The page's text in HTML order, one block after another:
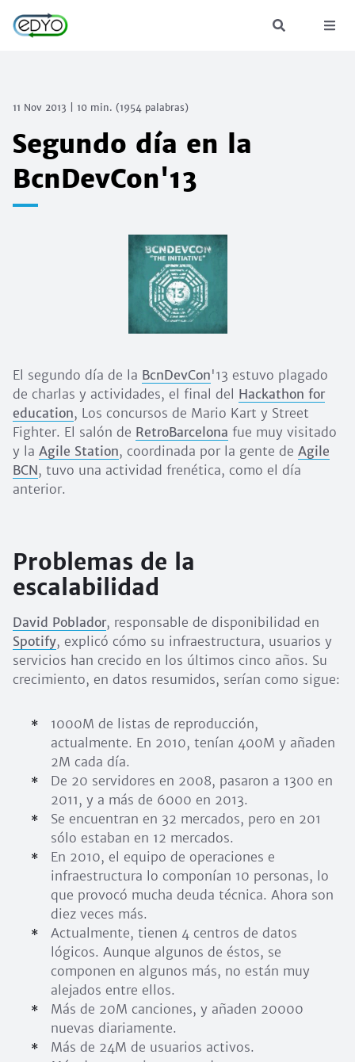
11 Nov 2013 10 min. (1954 palabras)
Segundo día en la
BcnDevCon'13
El segundo día de la BcnDevCon'13 estuvo plagado
de charlas y actividades, el final del Hackathon for
education, Los concursos de Mario Kart y Street
Fighter. El salón de RetroBarcelona fue muy visitado
y la Agile Station, coordinada por la gente de Agile
BCN, tuvo una actividad frenética, como el día
anterior.
Problemas de la
escalabilidad
David Poblador, responsable de disponibilidad en
Spotify, explicó cómo su infraestructura, usuarios y
servicios han crecido en los últimos cinco años. Su
crecimiento, en datos resumidos, serían como sigue:
1000M de listas de reproducción,
actualmente. En 2010, tenían 400M y añaden
2M cada día.
De 20 servidores en 2008, pasaron a 1300 en
2011, y a más de 6000 en 2013.
Se encuentran en 32 mercados, pero en 201
sólo estaban en 12 mercados.
En 2010, el equipo de operaciones e
infraestructura lo componían 10 personas, lo
que provocó mucha deuda técnica. Ahora son
diez veces más.
Actualmente, tienen 4 centros de datos
lógicos. Aunque algunos de éstos, se
componen en algunos más, no están muy
alejados entre ellos.
Más de 20M canciones, y añaden 20000
nuevas diariamente.
Más de 24M de usuarios activos.